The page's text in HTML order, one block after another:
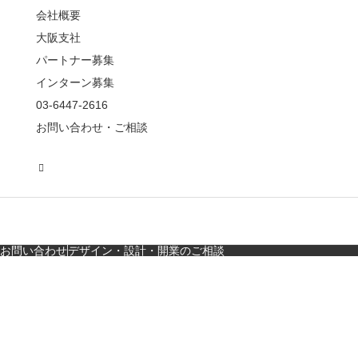
な店舗デザイン
料理・個室の距離感か
会社概要
大阪支社
パートナー募集
インターン募集
03-6447-2616
お問い合わせ・ご相談
お問い合わせデザイン・設計・開業のご相談